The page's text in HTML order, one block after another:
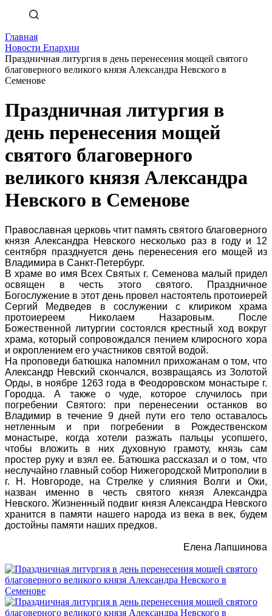
Главная
Новости Епархии
Праздничная литургия в день перенесения мощей святого
благоверного великого князя Александра Невского в
Семенове
Праздничная литургия в
день перенесения мощей
святого благоверного
великого князя Александра
Невского в Семенове
Православная церковь чтит память святого благоверного
князя Александра Невского несколько раз в году и 12
сентября празднуется день перенесения его мощей из
Владимира в Санкт-Петербург.
В храме во имя Всех Святых г. Семенова малый придел
освящен в честь этого святого. Праздничное
Богослужение в этот день провел настоятель протоиерей
Сергий Медведев в сослужении с клириком храма
протоиереем Николаем Назаровым. После
Божественной литургии состоялся крестный ход вокруг
храма, который сопровождался пением клиросного хора
и окроплением его участников святой водой.
На проповеди батюшка напомнил прихожанам о том, что
Александр Невский скончался, возвращаясь из Золотой
Орды, в ноябре 1263 года в Феодоровском монастыре г.
Городца. А также о чуде, которое случилось при
погребении Святого: при перенесении останков во
Владимир в течение 9 дней пути его тело оставалось
нетленным и при погребении в Рождественском
монастыре, когда хотели разжать пальцы усопшего,
чтобы вложить в них духовную грамоту, князь сам
простер руку и взял ее. Батюшка рассказал и о том, что
неслучайно главный собор Нижегородской Митрополии в
г. Н. Новгороде, на Стрелке у слияния Волги и Оки,
назван именно в честь святого князя Александра
Невского. Жизненный подвиг князя Александра Невского
хранится в памяти нашего народа из века в век, будем
достойны памяти наших предков.
Елена Лапшинова